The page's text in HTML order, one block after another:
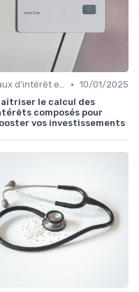
Taux d'intérêt et conditions • 10/01/2025
le calcul des
composés pour
vos investissements